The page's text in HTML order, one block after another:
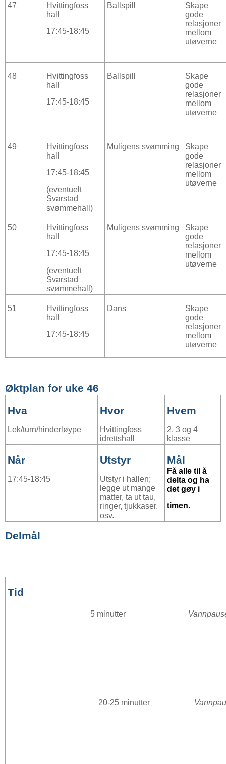
47
Hvittingfoss
hall
17:45-18:45
Ballspill
Skape
gode
relasjoner
mellom
utøverne
48
Hvittingfoss
hall
17:45-18:45
Ballspill
Skape
gode
relasjoner
mellom
utøverne
49
Hvittingfoss
hall
17:45-18:45
(eventuelt
Svarstad
svømmehall)
Muligens svømming
Skape
gode
relasjoner
mellom
utøverne
50
Hvittingfoss
hall
17:45-18:45
(eventuelt
Svarstad
svømmehall)
Muligens svømming
Skape
gode
relasjoner
mellom
utøverne
51
Hvittingfoss
hall
17:45-18:45
Dans
Skape
gode
relasjoner
mellom
utøverne
Øktplan for uke 46
Hva
Lek/turn/hinderløype
Hvor
Hvittingfoss
idrettshall
Hvem
2, 3 og 4
klasse
Når
17:45-18:45
Utstyr
Utstyr i hallen;
legge ut mange
matter, ta ut tau,
ringer, tjukkaser,
osv.
Mål
Få alle til å
delta og ha
det gøy i
timen.
Delmål
Tid
5 minutter
20-25 minutter